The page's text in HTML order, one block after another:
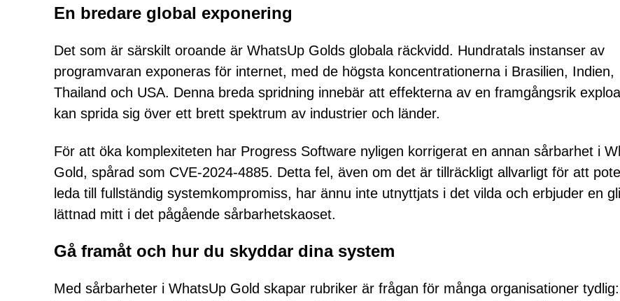
En bredare global exponering
Det som är särskilt oroande är WhatsUp Golds globala räckvidd. Hundratals instanser av
programvaran exponeras för internet, med de högsta koncentrationerna i Brasilien, Indien,
Thailand och USA. Denna breda spridning innebär att effekterna av en framgångsrik
kan sprida sig över ett brett spektrum av industrier och länder.
För att öka komplexiteten har Progress Software nyligen korrigerat en annan sårbarhet i
Gold, spårad som CVE-2024-4885. Detta fel, även om det är tillräckligt allvarligt för att
leda till fullständig systemkompromiss, har ännu inte utnyttjats i det vilda och erbjuder en
lättnad mitt i det pågående sårbarhetskaoset.
Gå framåt och hur du skyddar dina system
Med sårbarheter i WhatsUp Gold skapar rubriker är frågan för många organisationer